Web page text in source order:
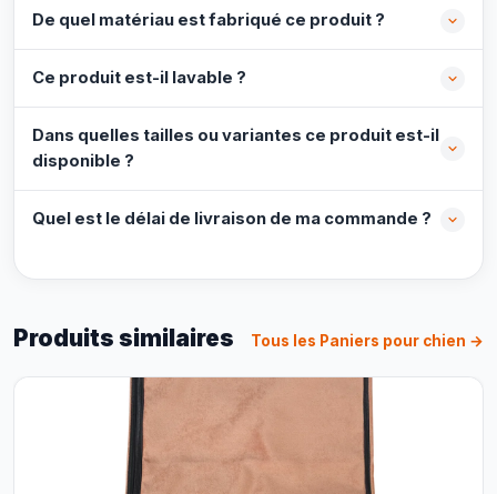
De quel matériau est fabriqué ce produit ?
Ce produit est-il lavable ?
Dans quelles tailles ou variantes ce produit est-il
disponible ?
Quel est le délai de livraison de ma commande ?
Produits similaires Tous les Paniers pour chien →